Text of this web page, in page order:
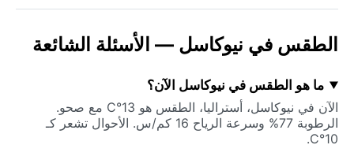
الطقس في نيوكاسل — الأسئلة الشائعة
ما هو الطقس في نيوكاسل الآن؟
الآن في نيوكاسل، أستراليا، الطقس هو 13°C مع صحو.
الرطوبة 77% وسرعة الرياح 16 كم/س. الأحوال تشعر كـ
10°C.